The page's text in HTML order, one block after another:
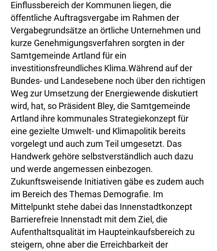
Einflussbereich der Kommunen liegen, die
öffentliche Auftragsvergabe im Rahmen der
Vergabegrundsätze an örtliche Unternehmen und
kurze Genehmigungsverfahren sorgten in der
Samtgemeinde Artland für ein
investitionsfreundliches Klima.Während auf der
Bundes- und Landesebene noch über den richtigen
Weg zur Umsetzung der Energiewende diskutiert
wird, hat, so Präsident Bley, die Samtgemeinde
Artland ihre kommunales Strategiekonzept für
eine gezielte Umwelt- und Klimapolitik bereits
vorgelegt und auch zum Teil umgesetzt. Das
Handwerk gehöre selbstverständlich auch dazu
und werde angemessen einbezogen.
Zukunftsweisende Initiativen gäbe es zudem auch
im Bereich des Themas Demografie. Im
Mittelpunkt stehe dabei das Innenstadtkonzept
Barrierefreie Innenstadt mit dem Ziel, die
Aufenthaltsqualität im Haupteinkaufsbereich zu
steigern, ohne aber die Erreichbarkeit der